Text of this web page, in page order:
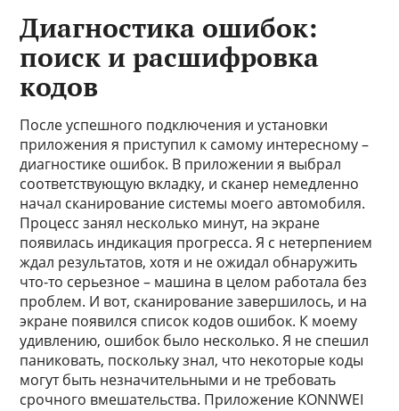
Диагностика ошибок:
поиск и расшифровка
кодов
После успешного подключения и установки
приложения я приступил к самому интересному –
диагностике ошибок. В приложении я выбрал
соответствующую вкладку, и сканер немедленно
начал сканирование системы моего автомобиля.
Процесс занял несколько минут, на экране
появилась индикация прогресса. Я с нетерпением
ждал результатов, хотя и не ожидал обнаружить
что-то серьезное – машина в целом работала без
проблем. И вот, сканирование завершилось, и на
экране появился список кодов ошибок. К моему
удивлению, ошибок было несколько. Я не спешил
паниковать, поскольку знал, что некоторые коды
могут быть незначительными и не требовать
срочного вмешательства. Приложение KONNWEI